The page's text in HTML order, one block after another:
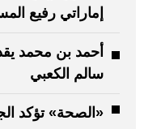
إماراتي رفيع
أحمد بن محمد
سالم الكعبي
«الصحة» تؤكد